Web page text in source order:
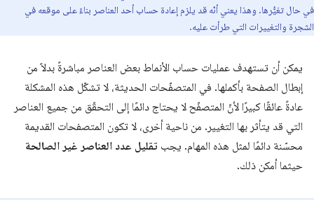
في حال تغيُّرها. وهذا يعني أنّه قد يلزم إعادة حساب أحد العناصر بناءً على موقعه في
الشجرة والتغييرات التي طرأت عليه.
يمكن أن تستهدف عمليات حساب الأنماط بعض العناصر مباشرةً بدلاً من
إبطال الصفحة بأكملها. في المتصفّحات الحديثة، لا تشكّل هذه المشكلة
عادةً عائقًا كبيرًا لأنّ المتصفّح لا يحتاج دائمًا إلى التحقّق من جميع العناصر
التي قد يتأثر بها التغيير. من ناحية أخرى، لا تكون المتصفحات القديمة
محسّنة دائمًا لمثل هذه المهام. يجب تقليل عدد العناصر غير الصالحة
حيثما أمكن ذلك.